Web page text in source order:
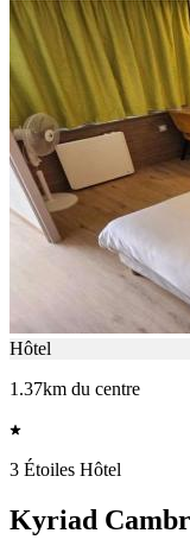
Hôtel
1.37km du centre
3 Étoiles Hôtel
Kyriad